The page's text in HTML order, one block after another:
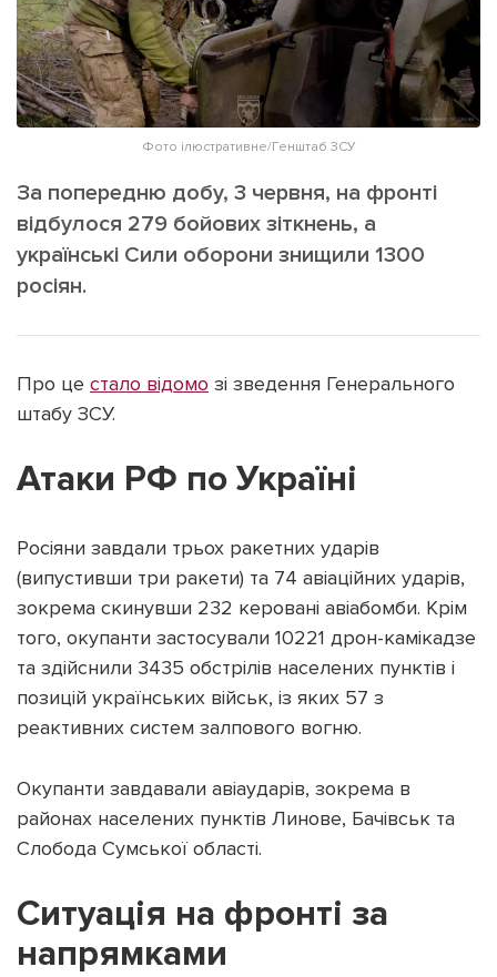
Розслідування
Погляди
Ініціативи
Лонгріди
Зв'язатися з нами
[email protected]
Політика конфіденційності
Підтримати dyvys.info
Фото ілюстративне/Генштаб ЗСУ
За попередню добу, 3 червня, на фронті
відбулося 279 бойових зіткнень, а
українські Сили оборони знищили 1300
росіян.
Про це стало відомо зі зведення Генерального
штабу ЗСУ.
Атаки РФ по Україні
Росіяни завдали трьох ракетних ударів
(випустивши три ракети) та 74 авіаційних ударів,
зокрема скинувши 232 керовані авіабомби. Крім
того, окупанти застосували 10221 дрон-камікадзе
та здійснили 3435 обстрілів населених пунктів і
позицій українських військ, із яких 57 з
реактивних систем залпового вогню.
Окупанти завдавали авіаударів, зокрема в
районах населених пунктів Линове, Бачівськ та
Слобода Сумської області.
Ситуація на фронті за
напрямками